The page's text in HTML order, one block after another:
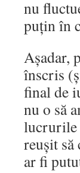
nu
puțin în
Așadar,
înscris
final de
nu o să
lucrurile
reușit
ar fi